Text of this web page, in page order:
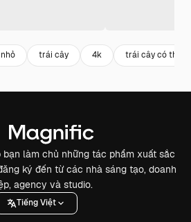
nhỏ trái cây 4k trái cây có thể
làm chủ những tác phẩm xuất sắc
ký đến từ các nhà sáng tạo, doanh
agency và studio.
Tiếng Việt